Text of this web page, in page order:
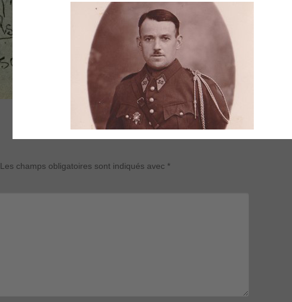
Les champs obligatoires sont indiqués avec *